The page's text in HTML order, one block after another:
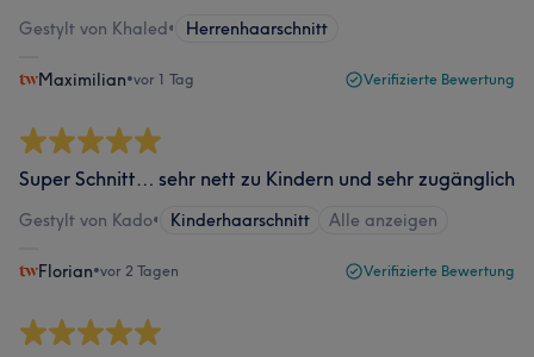
Gestylt von Khaled• Herrenhaarschnitt
Maximilian•vor 1 Tag Verifizierte Bewertung
Super Schnitt… sehr nett zu Kindern und sehr zugänglich
Gestylt von Kado• Kinderhaarschnitt Alle anzeigen
Florian•vor 2 Tagen Verifizierte Bewertung